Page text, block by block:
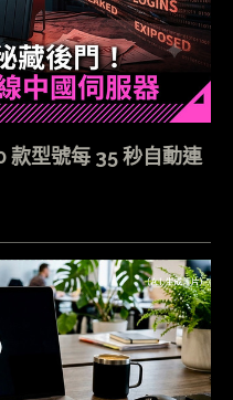
款型號每 35 秒自動連